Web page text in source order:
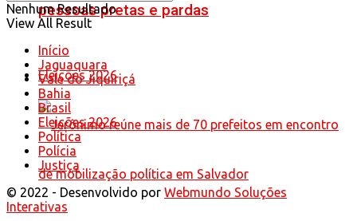
pessoas pretas e pardas
Eleições 2026
Nenhum Resultado
View All Result
Início
Jaguaquara
Vale do Jiquiriçá
Bahia
Brasil
Eleições 2026
Política
Polícia
Justiça
© 2022 - Desenvolvido por Webmundo Soluções
Interativas